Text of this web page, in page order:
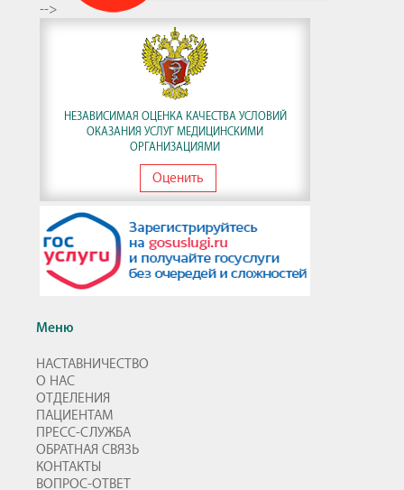
-->
НЕЗАВИСИМАЯ ОЦЕНКА КАЧЕСТВА УСЛОВИЙ
ОКАЗАНИЯ УСЛУГ МЕДИЦИНСКИМИ
ОРГАНИЗАЦИЯМИ
Оценить
Меню
НАСТАВНИЧЕСТВО
О НАС
ОТДЕЛЕНИЯ
ПАЦИЕНТАМ
ПРЕСС-СЛУЖБА
ОБРАТНАЯ СВЯЗЬ
КОНТАКТЫ
ВОПРОС-ОТВЕТ